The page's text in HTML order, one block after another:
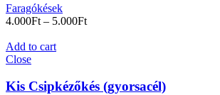
Faragókések
4.000Ft – 5.000Ft
Add to cart
Close
Kis Csipkézőkés (gyorsacél)